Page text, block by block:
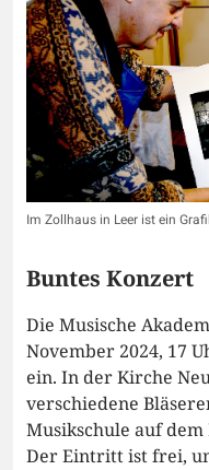
Im Zollhaus in Leer ist ein
Buntes Konzert
Die Musische
November 2024, 17
ein. In der Kirche
verschiedene
Musikschule auf
Der Eintritt ist frei,